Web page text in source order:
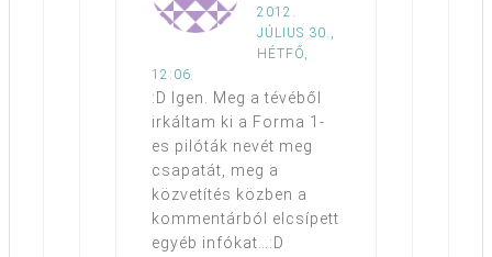
2012.
JÚLIUS 30.,
HÉTFŐ,
12:06
:D Igen. Meg a tévéből
irkáltam ki a Forma 1-
es pilóták nevét meg
csapatát, meg a
közvetítés közben a
kommentárból elcsípett
egyéb infókat…:D